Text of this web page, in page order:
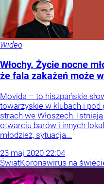
Wideo
Włochy. Życie nocne
że fala zakażeń może
Movida – to hiszpańskie
towarzyskie w klubach i pod
strach we Włoszech.
otwarciu barów i innych
młodzież, sytuacja...
23 maj 2020 22:04
ŚwiatKoronawirus na